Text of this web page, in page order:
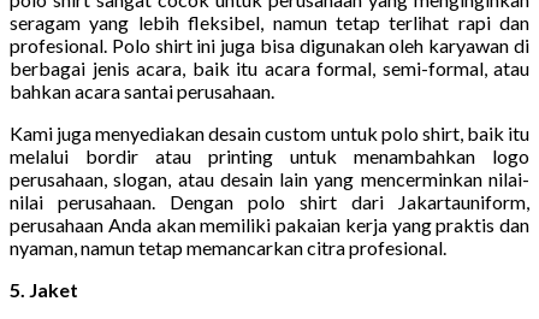
seragam yang lebih fleksibel, namun tetap terlihat rapi dan
profesional. Polo shirt ini juga bisa digunakan oleh karyawan di
berbagai jenis acara, baik itu acara formal, semi-formal, atau
bahkan acara santai perusahaan.
Kami juga menyediakan desain custom untuk polo shirt, baik itu
melalui bordir atau printing untuk menambahkan logo
perusahaan, slogan, atau desain lain yang mencerminkan nilai-
nilai perusahaan. Dengan polo shirt dari Jakartauniform,
perusahaan Anda akan memiliki pakaian kerja yang praktis dan
nyaman, namun tetap memancarkan citra profesional.
5. Jaket